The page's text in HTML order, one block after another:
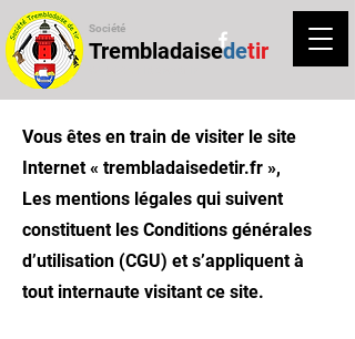
Société
Trembladaisedetir
Vous êtes en train de visiter le site
Internet « trembladaisedetir.fr »,
Les mentions légales qui suivent
constituent les Conditions générales
d’utilisation (CGU) et s’appliquent à
tout internaute visitant ce site.